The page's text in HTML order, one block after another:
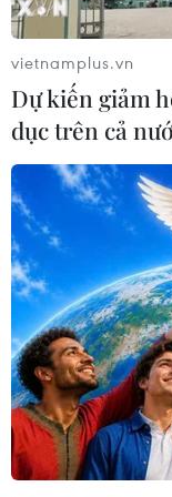
Thủ tướng
ổn định
08/06/2019 23:00
Thủ tướng Iraq
sẽ ủng hộ bất kể
Trung Đông trong
ngày càng gia
vietnamplus.vn
Dự kiến giảm
dục trên cả